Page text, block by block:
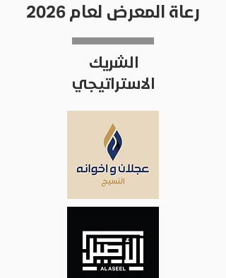
رعاة المعرض لعام 2026
الشريك
الاستراتيجي